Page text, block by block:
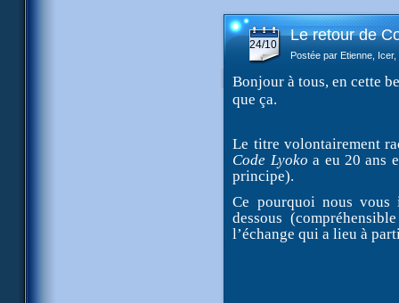
24/10
Le retour de
Postée par Etienne,
Bonjour à tous, en cette
que ça.
Le titre volontairement
Code Lyoko a eu 20 ans
principe).
Ce pourquoi nous vous
dessous
l’échange qui a lieu à